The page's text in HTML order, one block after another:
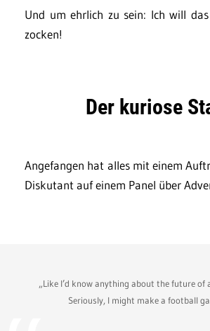
Und um ehrlich zu sein: Ich will
zocken!
Der kuriose
Angefangen hat alles mit einem
Diskutant auf einem Panel über
„Like I’d know anything about the future of
Seriously, I might make a football